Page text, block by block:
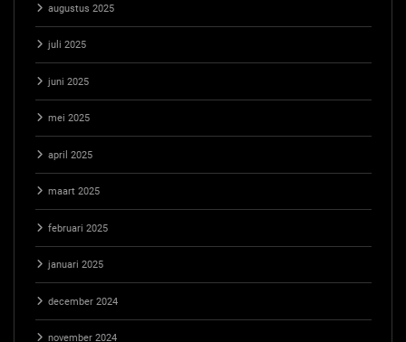
augustus 2025
juli 2025
juni 2025
mei 2025
april 2025
maart 2025
februari 2025
januari 2025
december 2024
november 2024